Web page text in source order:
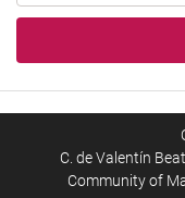
C. de Valentín
Community of